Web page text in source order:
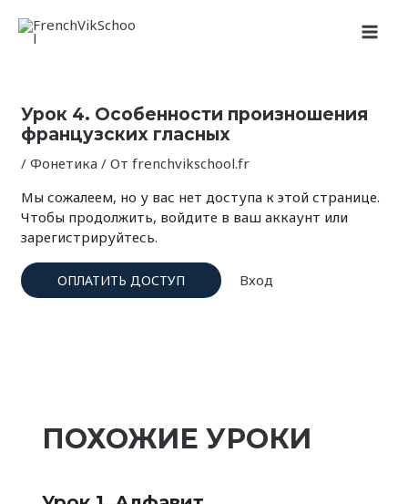
содержимому
Урок 4. Особенности произношения
французских гласных
/Фонетика / Отfrenchvikschool.fr
Мы сожалеем, но у вас нет доступа к этой странице.
Чтобы продолжить, войдите в ваш аккаунт или
зарегистрируйтесь.
ОПЛАТИТЬ ДОСТУП Вход
по
записям
ПОХОЖИЕ УРОКИ